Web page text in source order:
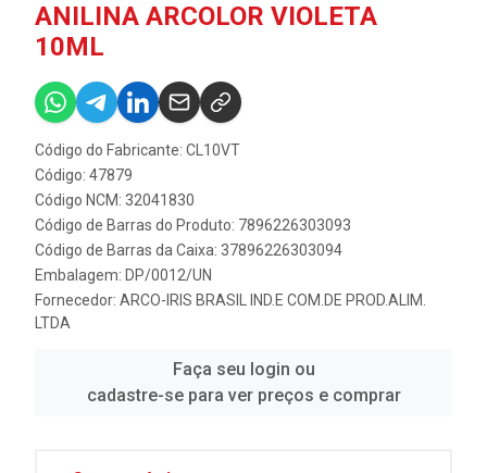
ANILINA ARCOLOR VIOLETA
10ML
Código do Fabricante: CL10VT
Código: 47879
Código NCM: 32041830
Código de Barras do Produto: 7896226303093
Código de Barras da Caixa: 37896226303094
Embalagem: DP/0012/UN
Fornecedor: ARCO-IRIS BRASIL IND.E COM.DE PROD.ALIM.
LTDA
Faça seu login ou
cadastre-se para ver preços e comprar